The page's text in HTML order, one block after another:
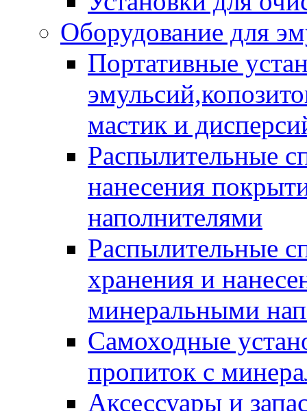
Оборудование для
Портативные
мастик и
Распылительные
нанесения
наполнителями
Распылительные
хранения и
минеральными
Самоходные
пропиток с
Аксессуары и